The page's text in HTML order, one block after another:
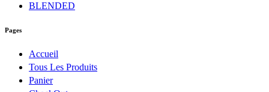
BLENDED
Pages
Accueil
Tous Les Produits
Panier